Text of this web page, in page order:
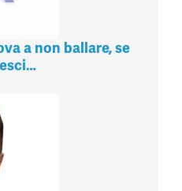
a non ballare, se